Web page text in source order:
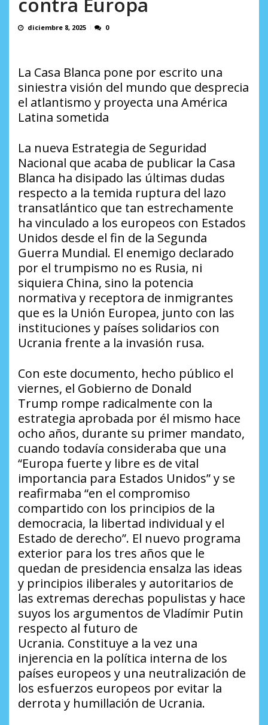
AGOSTO 10, 2026
diciembre 8, 2025 0
La Casa Blanca pone por escrito una
siniestra visión del mundo que desprecia
el atlantismo y proyecta una América
Latina sometida
La nueva Estrategia de Seguridad
Nacional que acaba de publicar la Casa
Blanca ha disipado las últimas dudas
respecto a la temida ruptura del lazo
transatlántico que tan estrechamente
ha vinculado a los europeos con Estados
Unidos desde el fin de la Segunda
Guerra Mundial. El enemigo declarado
por el trumpismo no es Rusia, ni
siquiera China, sino la potencia
normativa y receptora de inmigrantes
que es la Unión Europea, junto con las
instituciones y países solidarios con
Ucrania frente a la invasión rusa.
Con este documento, hecho público el
viernes, el Gobierno de Donald
Trump rompe radicalmente con la
estrategia aprobada por él mismo hace
ocho años, durante su primer mandato,
cuando todavía consideraba que una
“Europa fuerte y libre es de vital
importancia para Estados Unidos” y se
reafirmaba “en el compromiso
compartido con los principios de la
democracia, la libertad individual y el
Estado de derecho”. El nuevo programa
exterior para los tres años que le
quedan de presidencia ensalza las ideas
y principios iliberales y autoritarios de
las extremas derechas populistas y hace
suyos los argumentos de Vladímir Putin
respecto al futuro de
Ucrania. Constituye a la vez una
injerencia en la política interna de los
países europeos y una neutralización de
los esfuerzos europeos por evitar la
derrota y humillación de Ucrania.